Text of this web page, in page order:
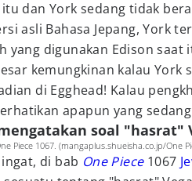
dan York sedang tidak
asli Bahasa Jepang, York
yang digunakan Edison saat
kemungkinan kalau York
di Egghead! Kalau
apapun yang
soal "hasrat"
Piece 1067. (mangaplus.shueisha.co.jp/One
di bab One Piece1067